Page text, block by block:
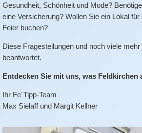
Gesundheit, Schönheit und Mode?
eine Versicherung? Wollen Sie ein Lokal
Feier buchen?
Diese Fragestellungen und noch viele mehr
beantwortet.
Entdecken Sie mit uns, was Feldkirchen
Ihr Fe´Tipp-Team
Max Sielaff und Margit Kellner